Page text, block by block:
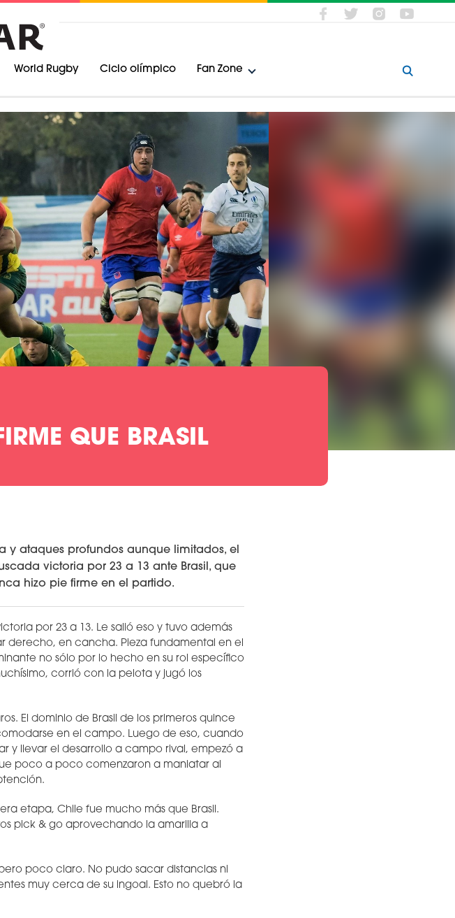
World Rugby Ciclo olímpico Fan Zone
QUE BRASIL
y ataques profundos aunque limitados, el
victoria por 23 a 13 ante Brasil, que
hizo pie firme en el partido.
por 23 a 13. Le salió eso y tuvo además
derecho, en cancha. Pieza fundamental en el
no sólo por lo hecho en su rol específico
corrió con la pelota y jugó los
El dominio de Brasil de los primeros quince
en el campo. Luego de eso, cuando
y llevar el desarrollo a campo rival, empezó a
poco a poco comenzaron a maniatar al
etapa, Chile fue mucho más que Brasil.
pick & go aprovechando la amarilla a
poco claro. No pudo sacar distancias ni
muy cerca de su ingoal. Esto no quebró la